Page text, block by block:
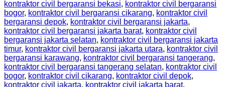
kontraktor civil bergaransi bekasi, kontraktor civil bergaransi
bogor, kontraktor civil bergaransi cikarang, kontraktor civil
bergaransi depok, kontraktor civil bergaransi jakarta,
kontraktor civil bergaransi jakarta barat, kontraktor civil
bergaransi jakarta selatan, kontraktor civil bergaransi jakarta
timur, kontraktor civil bergaransi jakarta utara, kontraktor civil
bergaransi karawang, kontraktor civil bergaransi tangerang,
kontraktor civil bergaransi tangerang selatan, kontraktor civil
bogor, kontraktor civil cikarang, kontraktor civil depok,
kontraktor civil jakarta, kontraktor civil jakarta barat,